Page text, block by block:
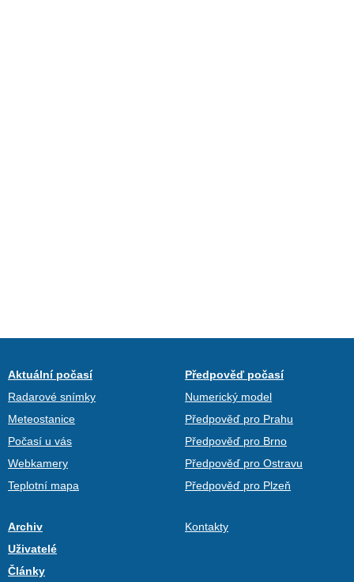
Aktuální počasí
Radarové snímky
Meteostanice
Počasí u vás
Webkamery
Teplotní mapa
Předpověď počasí
Numerický model
Předpověď pro Prahu
Předpověď pro Brno
Předpověď pro Ostravu
Předpověď pro Plzeň
Archiv
Uživatelé
Články
Kontakty